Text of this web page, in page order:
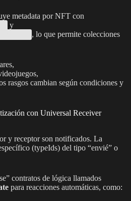
metadata por NFT con
y
, lo que permite colecciones
rasgos cambian según condiciones y
con Universal Receiver
y receptor son notificados. La
(typeIds) del tipo “envié” o
contratos de lógica llamados
para reacciones automáticas, como: